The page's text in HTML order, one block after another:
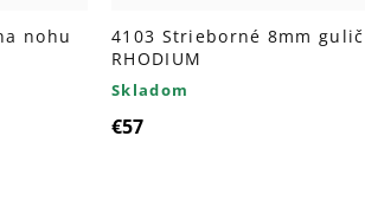
nohu
4103 Strieborné 8mm
RHODIUM
Skladom
€57